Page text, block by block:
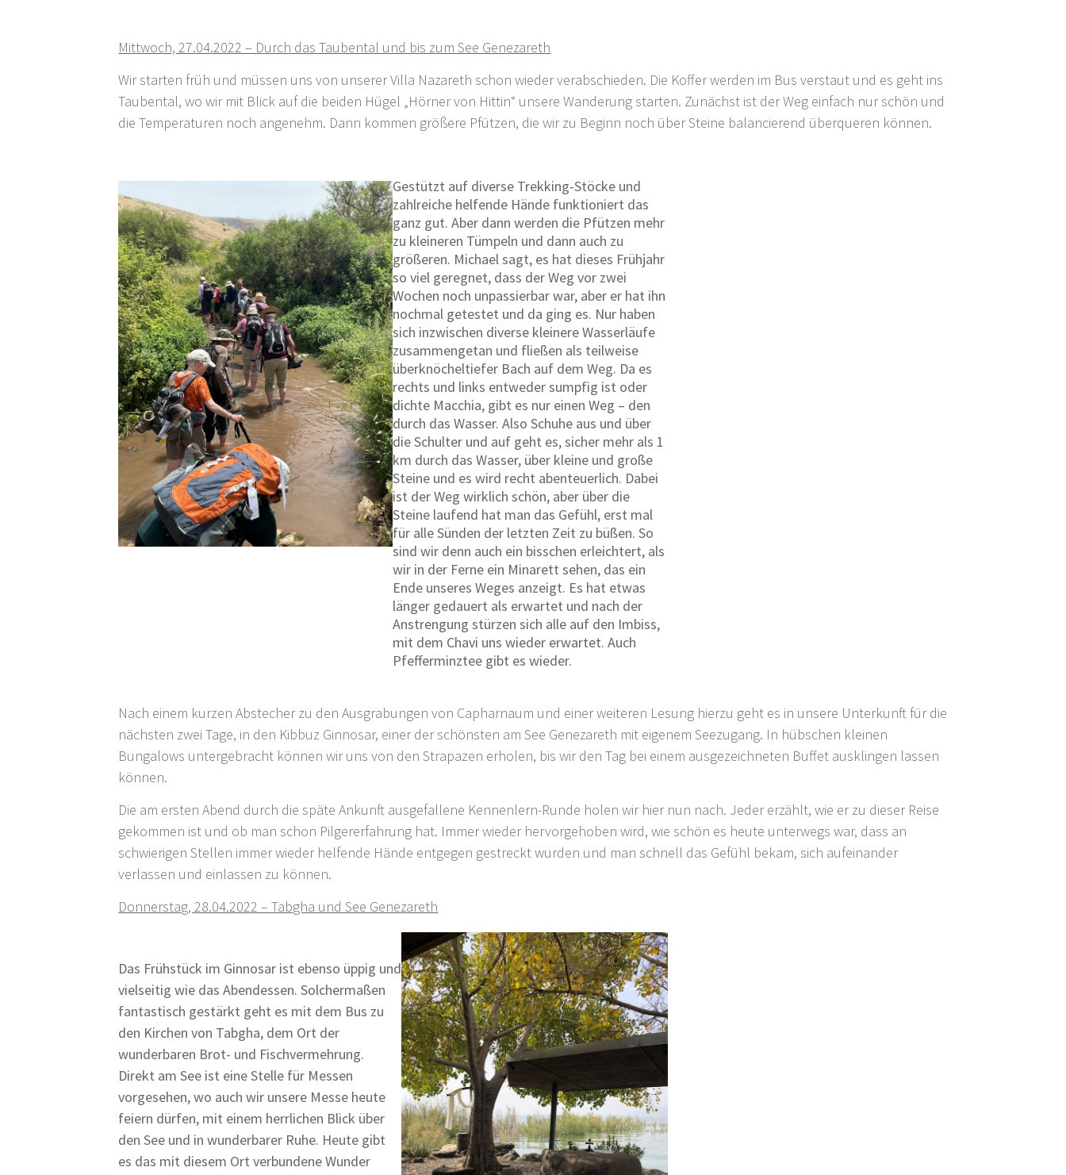
Mittwoch, 27.04.2022 – Durch das Taubental und bis zum See Genezareth
Wir starten früh und müssen uns von unserer Villa Nazareth schon wieder verabschieden. Die Koffer werden im Bus verstaut und es geht ins
Taubental, wo wir mit Blick auf die beiden Hügel „Hörner von Hittin“ unsere Wanderung starten. Zunächst ist der Weg einfach nur schön und
die Temperaturen noch angenehm. Dann kommen größere Pfützen, die wir zu Beginn noch über Steine balancierend überqueren können.
Gestützt auf diverse Trekking-Stöcke und
zahlreiche helfende Hände funktioniert das
ganz gut. Aber dann werden die Pfützen mehr
zu kleineren Tümpeln und dann auch zu
größeren. Michael sagt, es hat dieses Frühjahr
so viel geregnet, dass der Weg vor zwei
Wochen noch unpassierbar war, aber er hat ihn
nochmal getestet und da ging es. Nur haben
sich inzwischen diverse kleinere Wasserläufe
zusammengetan und fließen als teilweise
überknöcheltiefer Bach auf dem Weg. Da es
rechts und links entweder sumpfig ist oder
dichte Macchia, gibt es nur einen Weg – den
durch das Wasser. Also Schuhe aus und über
die Schulter und auf geht es, sicher mehr als 1
km durch das Wasser, über kleine und große
Steine und es wird recht abenteuerlich. Dabei
ist der Weg wirklich schön, aber über die
Steine laufend hat man das Gefühl, erst mal
für alle Sünden der letzten Zeit zu büßen. So
sind wir denn auch ein bisschen erleichtert, als
wir in der Ferne ein Minarett sehen, das ein
Ende unseres Weges anzeigt. Es hat etwas
länger gedauert als erwartet und nach der
Anstrengung stürzen sich alle auf den Imbiss,
mit dem Chavi uns wieder erwartet. Auch
Pfefferminztee gibt es wieder.
Nach einem kurzen Abstecher zu den Ausgrabungen von Capharnaum und einer weiteren Lesung hierzu geht es in unsere Unterkunft für die
nächsten zwei Tage, in den Kibbuz Ginnosar, einer der schönsten am See Genezareth mit eigenem Seezugang. In hübschen kleinen
Bungalows untergebracht können wir uns von den Strapazen erholen, bis wir den Tag bei einem ausgezeichneten Buffet ausklingen lassen
können.
Die am ersten Abend durch die späte Ankunft ausgefallene Kennenlern-Runde holen wir hier nun nach. Jeder erzählt, wie er zu dieser Reise
gekommen ist und ob man schon Pilgererfahrung hat. Immer wieder hervorgehoben wird, wie schön es heute unterwegs war, dass an
schwierigen Stellen immer wieder helfende Hände entgegen gestreckt wurden und man schnell das Gefühl bekam, sich aufeinander
verlassen und einlassen zu können.
Donnerstag, 28.04.2022 – Tabgha und See Genezareth
Das Frühstück im Ginnosar ist ebenso üppig und
vielseitig wie das Abendessen. Solchermaßen
fantastisch gestärkt geht es mit dem Bus zu
den Kirchen von Tabgha, dem Ort der
wunderbaren Brot- und Fischvermehrung.
Direkt am See ist eine Stelle für Messen
vorgesehen, wo auch wir unsere Messe heute
feiern dürfen, mit einem herrlichen Blick über
den See und in wunderbarer Ruhe. Heute gibt
es das mit diesem Ort verbundene Wunder